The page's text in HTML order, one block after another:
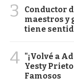
3
Conductor
maestros y
tiene
4 "¡Volvé a
Yesty
Famosos